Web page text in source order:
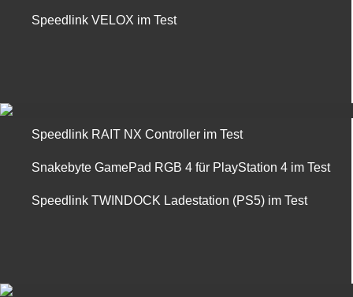
Speedlink VELOX im Test
Speedlink RAIT NX Controller im Test
Snakebyte GamePad RGB 4 für PlayStation 4 im Test
Speedlink TWINDOCK Ladestation (PS5) im Test